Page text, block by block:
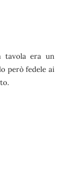
tavola era un
però fedele ai